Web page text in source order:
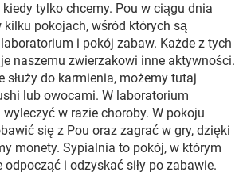
tylko chcemy. Pou w ciągu dnia
kilku pokojach, wśród których są
i pokój zabaw. Każde z tych
naszemu zwierzakowi inne aktywności.
służy do karmienia, możemy tutaj
lub owocami. W laboratorium
w razie choroby. W pokoju
się z Pou oraz zagrać w gry, dzięki
monety. Sypialnia to pokój, w którym
odpocząć i odzyskać siły po zabawie.